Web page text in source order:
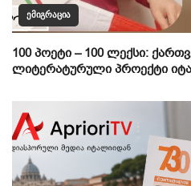
ᲔᲛᲘᲒᲠᲐᲪᲘᲐ
100 პოეტი – 100 ლექსი:
ლიტერატურული პროექტი